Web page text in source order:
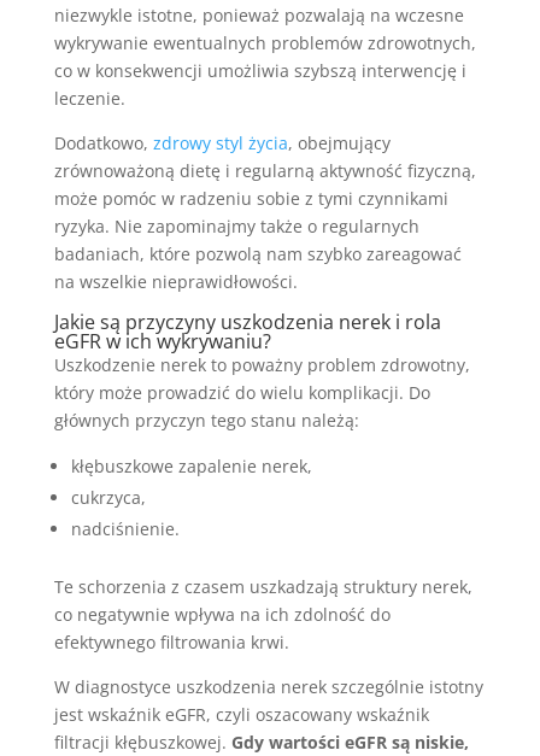
niezwykle istotne, ponieważ pozwalają na wczesne
wykrywanie ewentualnych problemów zdrowotnych,
co w konsekwencji umożliwia szybszą interwencję i
leczenie.
Dodatkowo, zdrowy styl życia, obejmujący
zrównoważoną dietę i regularną aktywność fizyczną,
może pomóc w radzeniu sobie z tymi czynnikami
ryzyka. Nie zapominajmy także o regularnych
badaniach, które pozwolą nam szybko zareagować
na wszelkie nieprawidłowości.
Jakie są przyczyny uszkodzenia nerek i rola
eGFR w ich wykrywaniu?
Uszkodzenie nerek to poważny problem zdrowotny,
który może prowadzić do wielu komplikacji. Do
głównych przyczyn tego stanu należą:
kłębuszkowe zapalenie nerek,
cukrzyca,
nadciśnienie.
Te schorzenia z czasem uszkadzają struktury nerek,
co negatywnie wpływa na ich zdolność do
efektywnego filtrowania krwi.
W diagnostyce uszkodzenia nerek szczególnie istotny
jest wskaźnik eGFR, czyli oszacowany wskaźnik
filtracji kłębuszkowej. Gdy wartości eGFR są niskie,